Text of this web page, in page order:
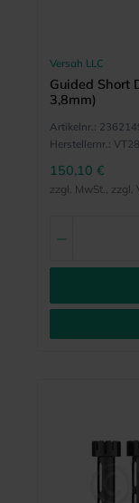
Versah LLC
Guided Short
3,8mm)
Artikelnr.:
Herstellernr.:
150,10 €
zzgl. MwSt., zzgl.